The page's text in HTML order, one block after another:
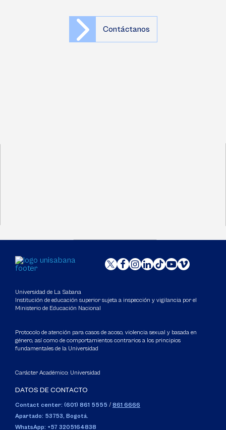
Contáctanos
Universidad de La Sabana
Institución de educación superior sujeta a inspección y vigilancia por el
Ministerio de Educación Nacional
Protocolo de atención para casos de acoso, violencia sexual y basada en
género, así como de comportamientos contrarios a los principios
fundamentales de la Universidad
Carácter Académico: Universidad
DATOS DE CONTACTO
Contact center: (601) 861 5555 / 861 6666
Apartado: 53753, Bogotá.
WhatsApp: +57 3205164838